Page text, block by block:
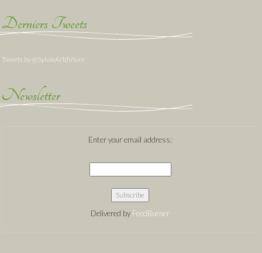
Derniers Tweets
Tweets by @SylvieArtdVivre
Newsletter
Enter your email address:
Delivered by FeedBurner